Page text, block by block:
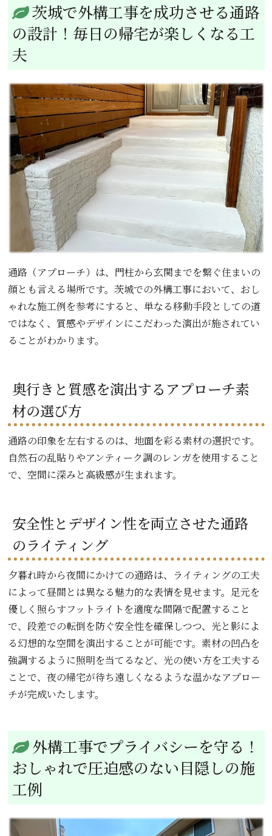
茨城で外構工事を成功させる通路
の設計！毎日の帰宅が楽しくなる工
夫
通路（アプローチ）は、門柱から玄関までを繋ぐ住まいの
顔とも言える場所です。茨城での外構工事において、おし
ゃれな施工例を参考にすると、単なる移動手段としての道
ではなく、質感やデザインにこだわった演出が施されてい
ることがわかります。
奥行きと質感を演出するアプローチ素
材の選び方
通路の印象を左右するのは、地面を彩る素材の選択です。
自然石の乱貼りやアンティーク調のレンガを使用すること
で、空間に深みと高級感が生まれます。
安全性とデザイン性を両立させた通路
のライティング
夕暮れ時から夜間にかけての通路は、ライティングの工夫
によって昼間とは異なる魅力的な表情を見せます。足元を
優しく照らすフットライトを適度な間隔で配置すること
で、段差での転倒を防ぐ安全性を確保しつつ、光と影によ
る幻想的な空間を演出することが可能です。素材の凹凸を
強調するように照明を当てるなど、光の使い方を工夫する
ことで、夜の帰宅が待ち遠しくなるような温かなアプロー
チが完成いたします。
外構工事でプライバシーを守る！
おしゃれで圧迫感のない目隠しの施
工例